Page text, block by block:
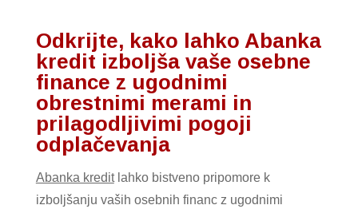
Odkrijte, kako lahko Abanka
kredit izboljša vaše osebne
finance z ugodnimi
obrestnimi merami in
prilagodljivimi pogoji
odplačevanja
Abanka kreditlahko bistveno pripomore k
izboljšanju vaših osebnih financ z ugodnimi